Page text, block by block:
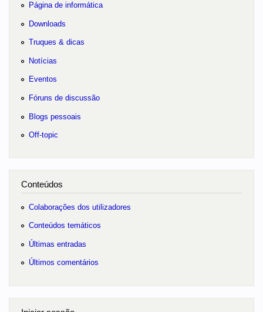
Página de informática
Downloads
Truques & dicas
Notícias
Eventos
Fóruns de discussão
Blogs pessoais
Off-topic
Conteúdos
Colaborações dos utilizadores
Conteúdos temáticos
Últimas entradas
Últimos comentários